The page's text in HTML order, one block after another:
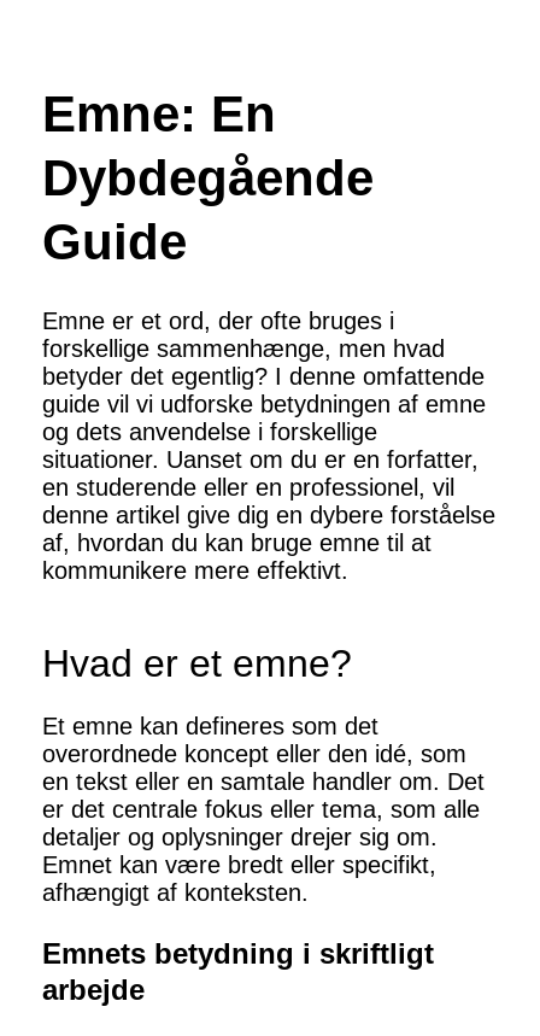
Emne: En
Dybdegående
Guide
Emne er et ord, der ofte bruges i
forskellige sammenhænge, men hvad
betyder det egentlig? I denne omfattende
guide vil vi udforske betydningen af ​​emne
og dets anvendelse i forskellige
situationer. Uanset om du er en forfatter,
en studerende eller en professionel, vil
denne artikel give dig en dybere forståelse
af, hvordan du kan bruge emne til at
kommunikere mere effektivt.
Hvad er et emne?
Et emne kan defineres som det
overordnede koncept eller den idé, som
en tekst eller en samtale handler om. Det
er det centrale fokus eller tema, som alle
detaljer og oplysninger drejer sig om.
Emnet kan være bredt eller specifikt,
afhængigt af konteksten.
Emnets betydning i skriftligt
arbejde